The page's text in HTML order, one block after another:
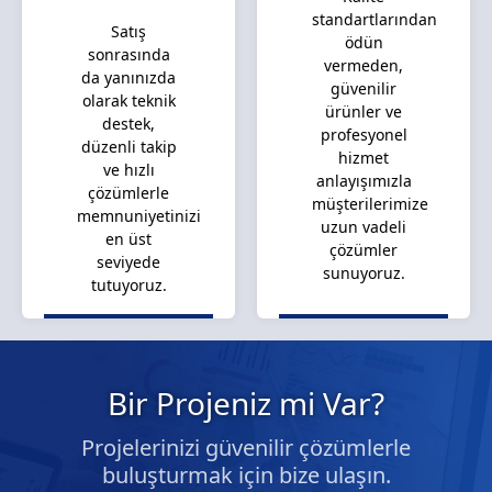
Satış
sonrasında
da yanınızda
olarak teknik
destek,
düzenli takip
ve hızlı
çözümlerle
memnuniyetinizi
en üst
seviyede
tutuyoruz.
standartlarından
ödün
vermeden,
güvenilir
ürünler ve
profesyonel
hizmet
anlayışımızla
müşterilerimize
uzun vadeli
çözümler
sunuyoruz.
Bir Projeniz mi Var?
Projelerinizi güvenilir çözümlerle
buluşturmak için bize ulaşın.